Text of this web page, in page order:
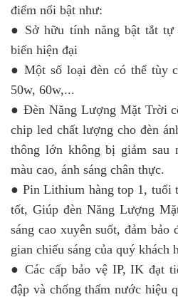
điểm nổi bật như:
● Sở hữu tính năng bật tắt tự
biến hiện đại
● Một số loại đèn có thể tùy
50w, 60w,...
● Đèn Năng Lượng Mặt Trời
chip led chất lượng cho đèn
thông lớn không bị giảm sau
màu cao, ánh sáng chân thực.
● Pin Lithium hàng top 1, tuổi
tốt, Giúp đèn Năng Lượng
sáng cao xuyên suốt, đảm
gian chiếu sáng của quý khách
● Các cấp bảo vệ IP, IK đạt
đập và chống thấm nước hiệu